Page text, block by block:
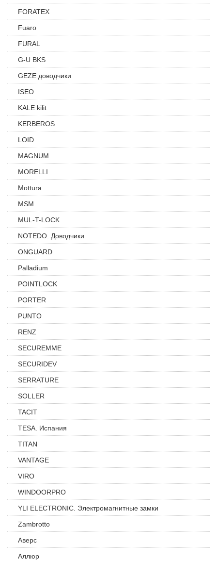
FORATEX
Fuaro
FURAL
G-U BKS
GEZE доводчики
ISEO
KALE kilit
KERBEROS
LOID
MAGNUM
MORELLI
Mottura
MSM
MUL-T-LOCK
NOTEDO. Доводчики
ONGUARD
Palladium
POINTLOCK
PORTER
PUNTO
RENZ
SECUREMME
SECURIDEV
SERRATURE
SOLLER
TACIT
TESA. Испания
TITAN
VANTAGE
VIRO
WINDOORPRO
YLI ELECTRONIC. Электромагнитные замки
Zambrotto
Аверс
Аллюр